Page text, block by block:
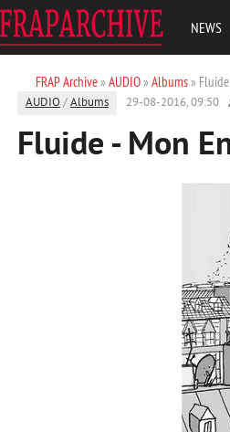
NEWS
FRAP Archive» AUDIO» Albums»
AUDIO /Albums 29-08-2016, 09:50
Fluide - Mon